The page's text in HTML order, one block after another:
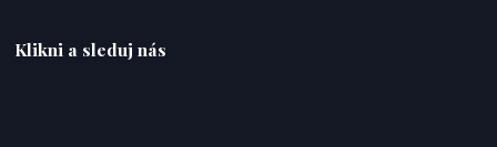
Klikni a sleduj nás